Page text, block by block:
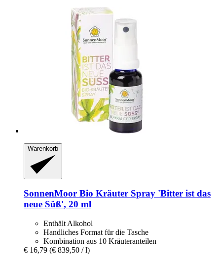
Warenkorb
SonnenMoor Bio Kräuter Spray 'Bitter ist das
neue Süß', 20 ml
Enthält Alkohol
Handliches Format für die Tasche
Kombination aus 10 Kräuteranteilen
€ 16,79 (€ 839,50 / l)